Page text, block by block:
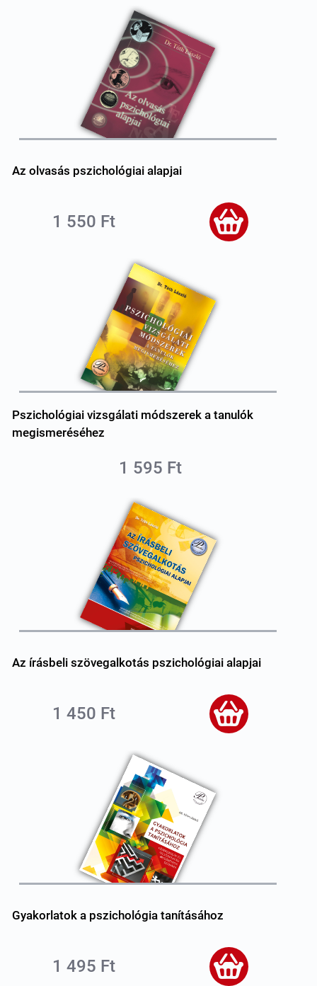
Az olvasás pszichológiai alapjai
1 550 Ft
Pszichológiai vizsgálati módszerek a tanulók
megismeréséhez
1 595 Ft
Az írásbeli szövegalkotás pszichológiai alapjai
1 450 Ft
Gyakorlatok a pszichológia tanításához
1 495 Ft